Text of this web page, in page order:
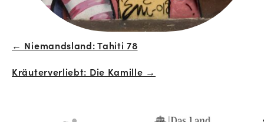
Beitrags-
Navigation
← Niemandsland: Tahiti 78
Kräuterverliebt: Die Kamille →